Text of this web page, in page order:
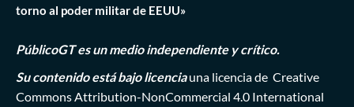
torno al poder militar de EEUU»
PúblicoGT es un medio independiente y crítico.
Su contenido está bajo licenciauna licencia de Creative
Commons Attribution-NonCommercial 4.0 International